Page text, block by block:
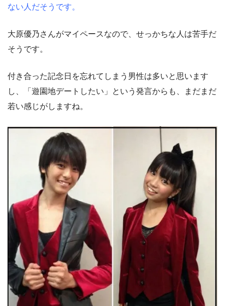
ない人だそうです。
大原優乃さんがマイペースなので、せっかちな人は苦手だ
そうです。
付き合った記念日を忘れてしまう男性は多いと思います
し、「遊園地デートしたい」という発言からも、まだまだ
若い感じがしますね。